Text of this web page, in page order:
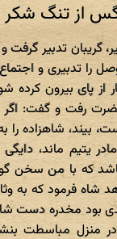
از تنگ شکر
گریبان تدبیر
را تدبیری و
پای بیرون کرده
رفت و گفت: اگر
بیند، شاهزاده را
یتیم ماند،
که با من سخن
شاه فرمود که به
بود مخدره دست
منزل مباسطت